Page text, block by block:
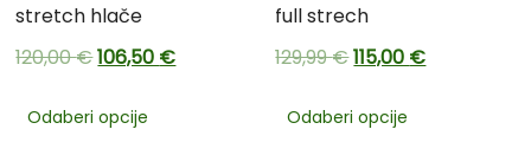
stretch hlače
120,00€106,50 €
Odaberi opcije
full strech
129,99€115,00 €
Odaberi opcije